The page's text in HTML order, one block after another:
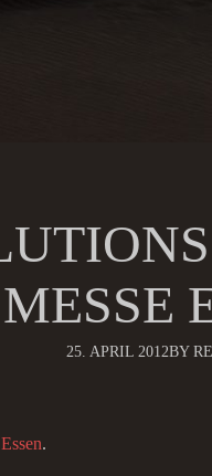
MESSE
25. APRIL 2012BY
.